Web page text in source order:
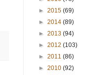
► 2015 (69)
► 2014 (89)
► 2013 (94)
► 2012 (103)
► 2011 (86)
► 2010 (92)